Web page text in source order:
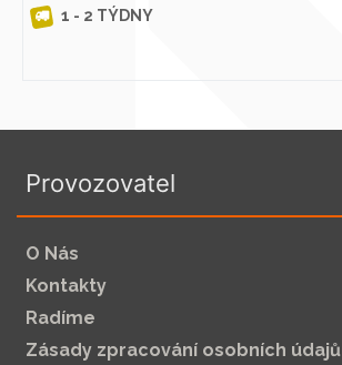
1 - 2 TÝDNY
Provozovatel
O Nás
Kontakty
Radíme
Zásady zpracování osobních údajů